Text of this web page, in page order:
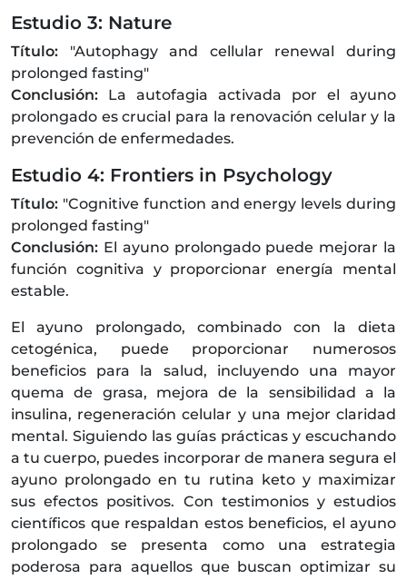
Estudio 3: Nature
Título: "Autophagy and cellular renewal during
prolonged fasting"
Conclusión: La autofagia activada por el ayuno
prolongado es crucial para la renovación celular y la
prevención de enfermedades.
Estudio 4: Frontiers in Psychology
Título: "Cognitive function and energy levels during
prolonged fasting"
Conclusión: El ayuno prolongado puede mejorar la
función cognitiva y proporcionar energía mental
estable.
El ayuno prolongado, combinado con la dieta
cetogénica, puede proporcionar numerosos
beneficios para la salud, incluyendo una mayor
quema de grasa, mejora de la sensibilidad a la
insulina, regeneración celular y una mejor claridad
mental. Siguiendo las guías prácticas y escuchando
a tu cuerpo, puedes incorporar de manera segura el
ayuno prolongado en tu rutina keto y maximizar
sus efectos positivos. Con testimonios y estudios
científicos que respaldan estos beneficios, el ayuno
prolongado se presenta como una estrategia
poderosa para aquellos que buscan optimizar su